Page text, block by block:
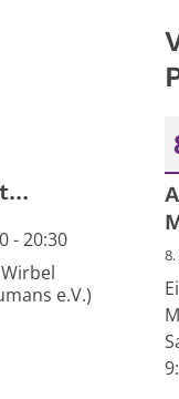
- 20:30
e.V.)